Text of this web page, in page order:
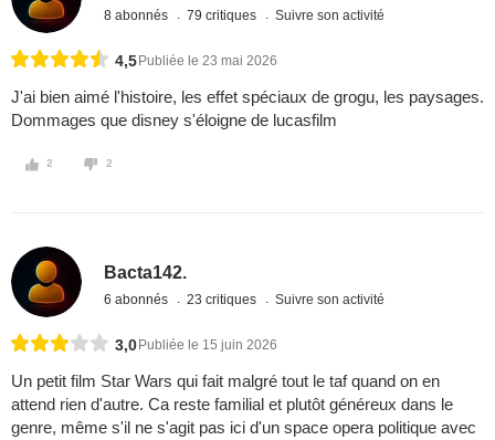
8 abonnés 79 critiques Suivre son activité
4,5 Publiée le 23 mai 2026
J'ai bien aimé l'histoire, les effet spéciaux de grogu, les paysages.
Dommages que disney s'éloigne de lucasfilm
2 2
Bacta142.
6 abonnés 23 critiques Suivre son activité
3,0 Publiée le 15 juin 2026
Un petit film Star Wars qui fait malgré tout le taf quand on en
attend rien d'autre. Ca reste familial et plutôt généreux dans le
genre, même s'il ne s'agit pas ici d'un space opera politique avec